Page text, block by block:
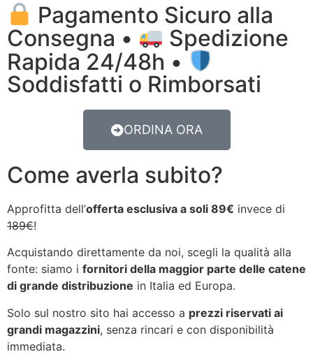
Pagamento Sicuro alla
Consegna •
Spedizione
Rapida 24/48h •
Soddisfatti o Rimborsati
ORDINA ORA
Come averla subito?
Approfitta dell’offerta esclusiva a soli 89€ invece di
189€!
Acquistando direttamente da noi, scegli la qualità alla
fonte: siamo i fornitori della maggior parte delle catene
di grande distribuzione in Italia ed Europa.
Solo sul nostro sito hai accesso a prezzi riservati ai
grandi magazzini, senza rincari e con disponibilità
immediata.